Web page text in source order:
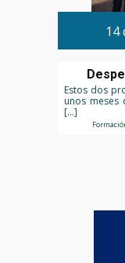
14
Estos dos
unos meses
[…]